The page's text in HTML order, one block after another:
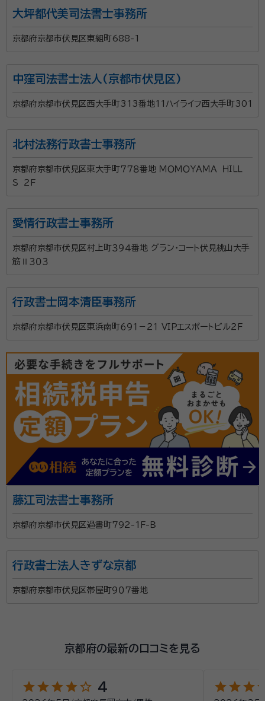
大坪都代美司法書士事務所
京都府京都市伏見区東組町688-1
中窪司法書士法人(京都市伏見区)
京都府京都市伏見区西大手町313番地11ハイライフ西大手町301
北村法務行政書士事務所
京都府京都市伏見区東大手町７７８番地 ＭＯＭＯＹＡＭＡ ＨＩＬＬ
Ｓ ２Ｆ
愛情行政書士事務所
京都府京都市伏見区村上町３９４番地 グラン・コート伏見桃山大手
筋Ⅱ３０３
行政書士岡本清臣事務所
京都府京都市伏見区東浜南町６９１－２１ ＶＩＰエスポートビル２Ｆ
藤江司法書士事務所
京都府京都市伏見区過書町792-1Ｆ-Ｂ
行政書士法人きずな京都
京都府京都市伏見区帯屋町９０７番地
京都府の最新の口コミを見る
starstarstarstarstar_outline 4 starstarstar